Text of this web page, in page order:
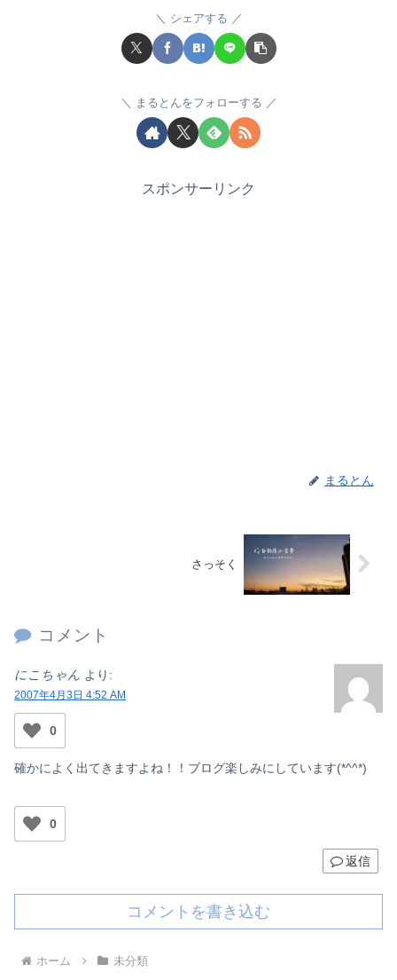
シェアする
まるとんをフォローする
スポンサーリンク
まるとん
さっそく
コメント
にこちゃん より:
2007年4月3日 4:52 AM
0
確かによく出てきますよね！！ブログ楽しみにしています(*^^*)
0
返信
コメントを書き込む
ホーム 未分類